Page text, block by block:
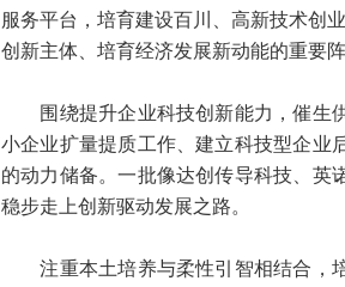
服务平台，培育建设百川、高新技术创
创新主体、培育经济发展新动能的重要阵
围绕提升企业科技创新能力，催生供
小企业扩量提质工作、建立科技型企业
的动力储备。一批像达创传导科技、英
稳步走上创新驱动发展之路。
注重本土培养与柔性引智相结合，培